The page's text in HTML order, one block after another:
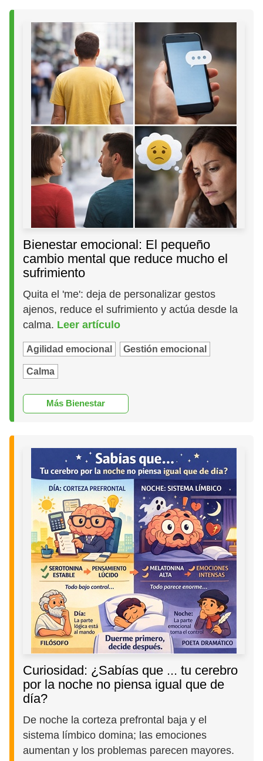
Bienestar emocional: El pequeño
cambio mental que reduce mucho el
sufrimiento
Quita el 'me': deja de personalizar gestos
ajenos, reduce el sufrimiento y actúa desde la
calma. Leer artículo
Agilidad emocional Gestión emocional
Calma
Más Bienestar
Curiosidad: ¿Sabías que ... tu cerebro
por la noche no piensa igual que de
día?
De noche la corteza prefrontal baja y el
sistema límbico domina; las emociones
aumentan y los problemas parecen mayores.